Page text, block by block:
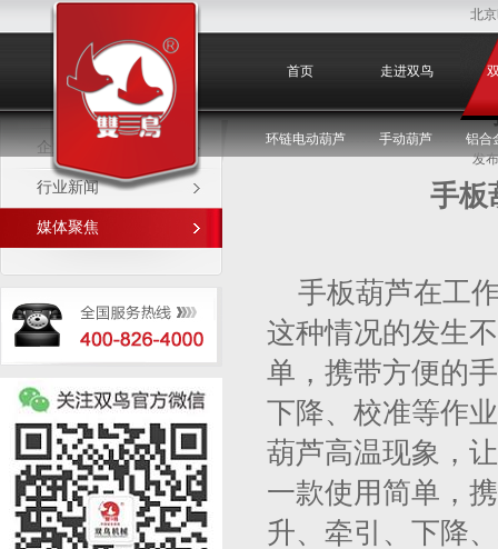
北
首页 走进双鸟
环链电动葫芦 手动葫芦 铝合
媒体聚焦
企业新闻
行业新闻
媒体聚焦
发
手板
手板葫芦在工
这种情况的发生
单，携带方便的
下降、校准等作
葫芦高温现象，
一款使用简单，
升、牵引、下降